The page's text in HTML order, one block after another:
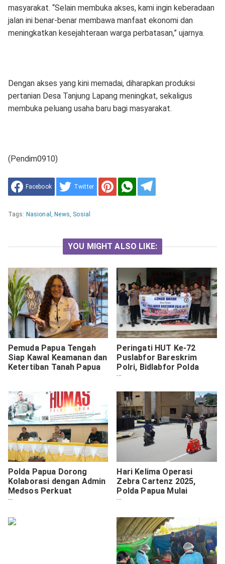
masyarakat. “Selain membuka akses, kami ingin keberadaan
jalan ini benar-benar membawa manfaat ekonomi dan
meningkatkan kesejahteraan warga perbatasan,” ujarnya.
Dengan akses yang kini memadai, diharapkan produksi
pertanian Desa Tanjung Lapang meningkat, sekaligus
membuka peluang usaha baru bagi masyarakat.
(Pendim0910)
Facebook Twitter
Tags: Nasional , News, Sosial
YOU MIGHT ALSO LIKE:
Pemuda Papua Tengah
Siap Kawal Keamanan dan
Ketertiban Tanah Papua
Peringati HUT Ke-72
Puslabfor Bareskrim
Polri, Bidlabfor Polda
Papua Gelar Donor Darah
Polda Papua Dorong
Kolaborasi dengan Admin
Medsos Perkuat
Kehumasan Digital
Hari Kelima Operasi
Zebra Cartenz 2025,
Polda Papua Mulai
Intensifkan Penegakan